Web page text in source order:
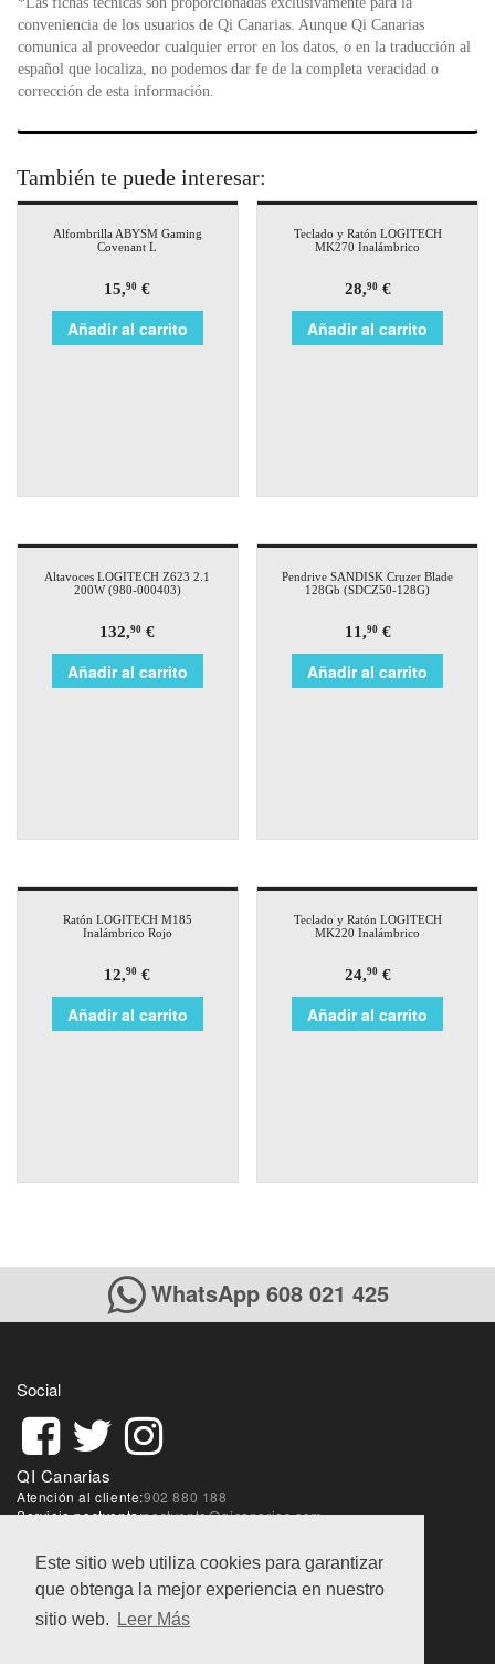
Este sitio web utiliza cookies para garantizar
que obtenga la mejor experiencia en nuestro
sitio web.
Leer Más
conveniencia de los usuarios de Qi Canarias. Aunque Qi Canarias
comunica al proveedor cualquier error en los datos, o en la traducción al
español que localiza, no podemos dar fe de la completa veracidad o
corrección de esta información.
También te puede interesar:
Alfombrilla ABYSM Gaming
Covenant L
15,90 €
Añadir al carrito
Teclado y Ratón LOGITECH
MK270 Inalámbrico
28,90€
Añadir al carrito
Altavoces LOGITECH Z623 2.1
200W (980-000403)
132,90 €
Añadir al carrito
Pendrive SANDISK Cruzer Blade
128Gb (SDCZ50-128G)
11,90€
Añadir al carrito
Ratón LOGITECH M185
Inalámbrico Rojo
12,90 €
Añadir al carrito
Teclado y Ratón LOGITECH
MK220 Inalámbrico
24,90€
Añadir al carrito
WhatsApp 608 021 425
Social
QI Canarias
Atención al cliente:902 880 188
Servicio postventa:postventa@qicanarias.com
Condiciones de ventas|Aviso Legal|Política de
privacidad